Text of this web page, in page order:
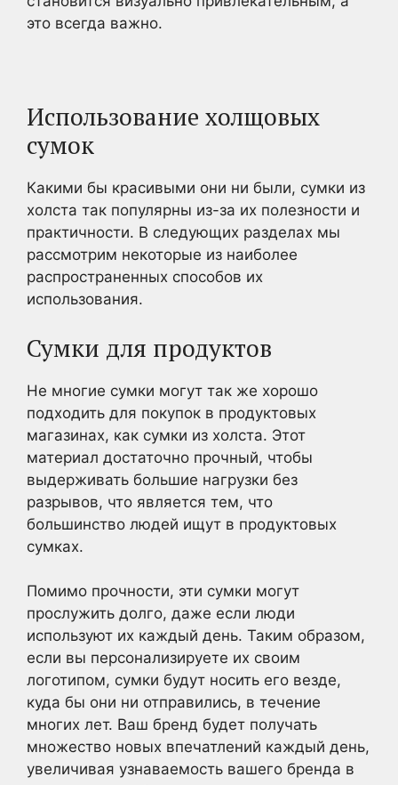
это всегда важно.
Использование холщовых
сумок
Какими бы красивыми они ни были, сумки из
холста так популярны из-за их полезности и
практичности. В следующих разделах мы
рассмотрим некоторые из наиболее
распространенных способов их
использования.
Сумки для продуктов
Не многие сумки могут так же хорошо
подходить для покупок в продуктовых
магазинах, как сумки из холста. Этот
материал достаточно прочный, чтобы
выдерживать большие нагрузки без
разрывов, что является тем, что
большинство людей ищут в продуктовых
сумках.
Помимо прочности, эти сумки могут
прослужить долго, даже если люди
используют их каждый день. Таким образом,
если вы персонализируете их своим
логотипом, сумки будут носить его везде,
куда бы они ни отправились, в течение
многих лет. Ваш бренд будет получать
множество новых впечатлений каждый день,
увеличивая узнаваемость вашего бренда в